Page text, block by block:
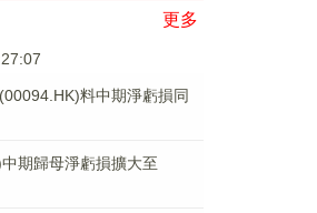
更多
料中期淨虧損同
期歸母淨虧損擴大至